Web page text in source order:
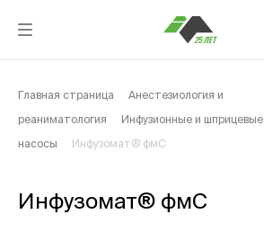
Главная страница Анестезиология и
реаниматология Инфузионные и шприцевые
насосы Инфузомат® фмС
Инфузомат® фмС